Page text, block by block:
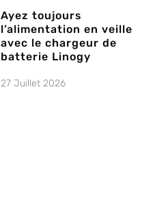
Ayez toujours
l’alimentation en veille
avec le chargeur de
batterie Linogy
27 Juillet 2026